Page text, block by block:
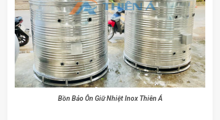
Bồn Bảo Ôn Giữ Nhiệt Inox Thiên Á